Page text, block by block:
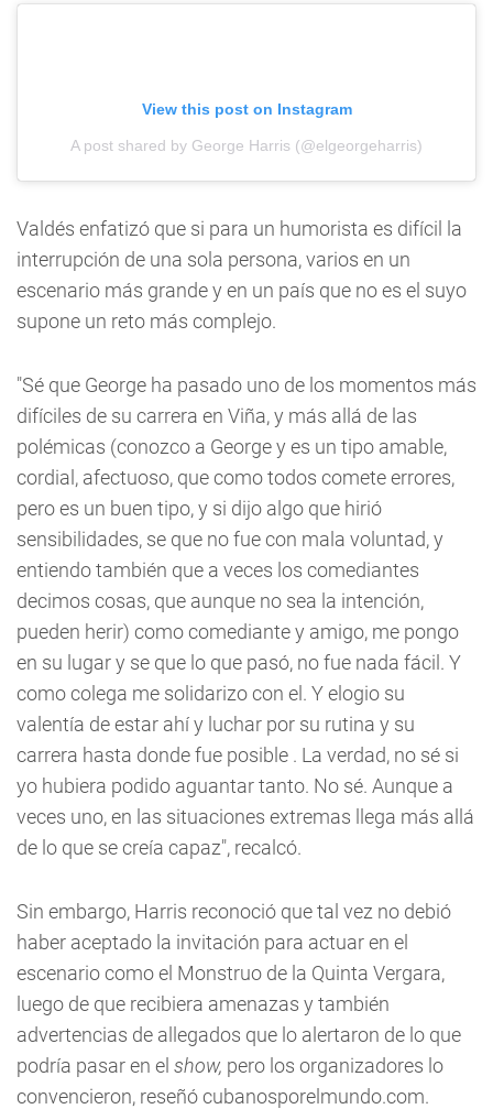
View this post on Instagram
A post shared by George Harris (@elgeorgeharris)
Valdés enfatizó que si para un humorista es difícil la
interrupción de una sola persona, varios en un
escenario más grande y en un país que no es el suyo
supone un reto más complejo.
"Sé que George ha pasado uno de los momentos más
difíciles de su carrera en Viña, y más allá de las
polémicas (conozco a George y es un tipo amable,
cordial, afectuoso, que como todos comete errores,
pero es un buen tipo, y si dijo algo que hirió
sensibilidades, se que no fue con mala voluntad, y
entiendo también que a veces los comediantes
decimos cosas, que aunque no sea la intención,
pueden herir) como comediante y amigo, me pongo
en su lugar y se que lo que pasó, no fue nada fácil. Y
como colega me solidarizo con el. Y elogio su
valentía de estar ahí y luchar por su rutina y su
carrera hasta donde fue posible . La verdad, no sé si
yo hubiera podido aguantar tanto. No sé. Aunque a
veces uno, en las situaciones extremas llega más allá
de lo que se creía capaz", recalcó.
Sin embargo, Harris reconoció que tal vez no debió
haber aceptado la invitación para actuar en el
escenario como el Monstruo de la Quinta Vergara,
luego de que recibiera amenazas y también
advertencias de allegados que lo alertaron de lo que
podría pasar en el show, pero los organizadores lo
convencieron, reseñó cubanosporelmundo.com.